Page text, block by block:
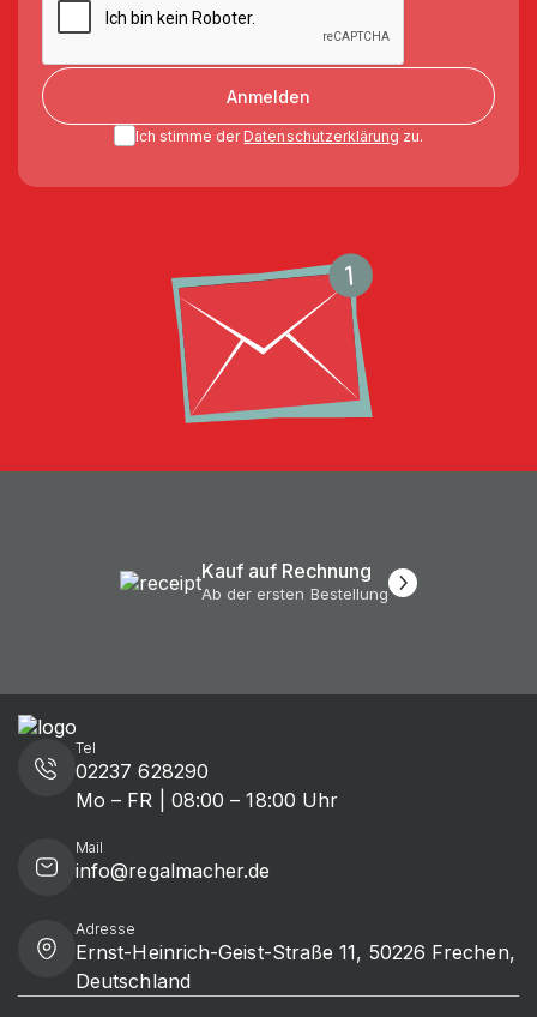
Anmelden
Ich stimme der Datenschutzerklärung zu.
Kauf auf Rechnung
Ab der ersten Bestellung
Tel
02237 628290
Mo – FR | 08:00 – 18:00 Uhr
Mail
info@regalmacher.de
Adresse
Ernst-Heinrich-Geist-Straße 11, 50226 Frechen,
Deutschland